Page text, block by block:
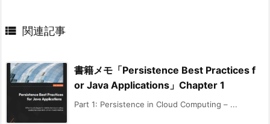
 関連記事
書籍メモ「Persistence Best Practices f
or Java Applications」Chapter 1
Part 1: Persistence in Cloud Computing – ...